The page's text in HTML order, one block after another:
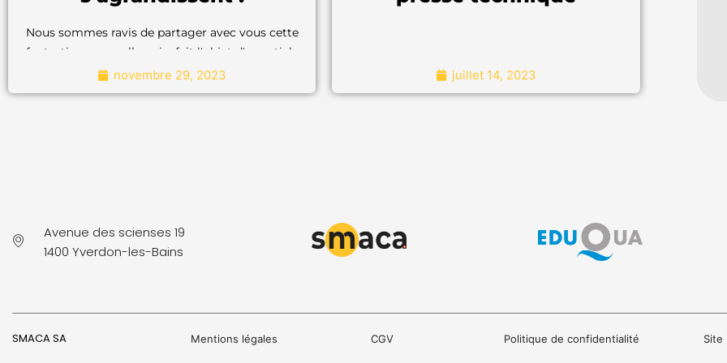
Nous sommes ravis de partager avec vous cette
fantastique nouvelle qui a fait l'objet d'un article
dans le24 heuresde cette semaine.
novembre 29, 2023 juillet 14, 2023
Avenue des scienses 19
1400 Yverdon-les-Bains
SMACA SA Mentions légales CGV Politique de confidentialité Site